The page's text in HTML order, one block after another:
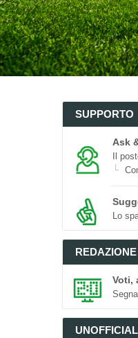
SUPPORTO
Ask
Il
Lo
REDAZIONE
Voti,